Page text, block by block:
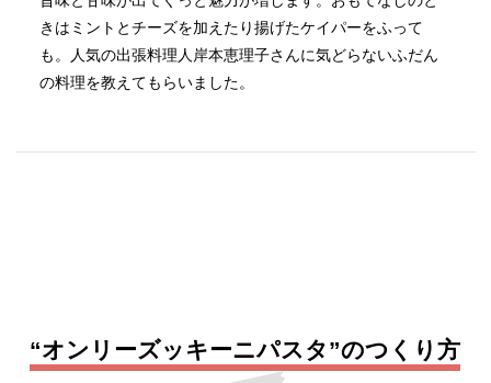
きはミントとチーズを加えたり揚げたケイパーをふって
も。人気の出張料理人岸本恵理子さんに気どらないふだん
の料理を教えてもらいました。
“オンリーズッキーニパスタ”のつくり方